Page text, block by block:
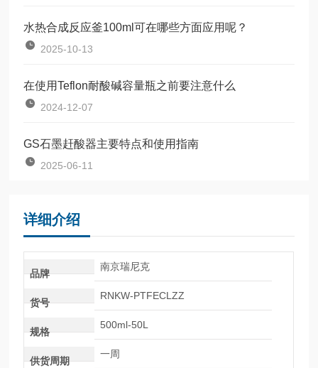
水热合成反应釜100ml可在哪些方面应用呢？
2025-10-13
在使用Teflon耐酸碱容量瓶之前要注意什么
2024-12-07
GS石墨赶酸器主要特点和使用指南
2025-06-11
详细介绍
品牌
南京瑞尼克
货号
RNKW-PTFECLZZ
规格
500ml-50L
供货周期
一周